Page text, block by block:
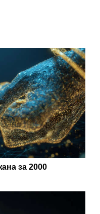
за 2000